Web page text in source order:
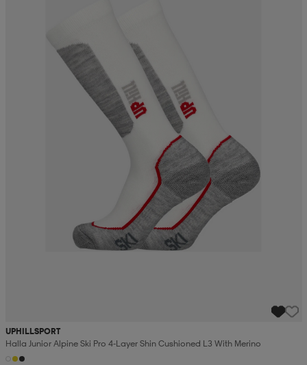
UPHILLSPORT
Halla Junior Alpine Ski Pro 4-Layer Shin Cushioned L3 With Merino